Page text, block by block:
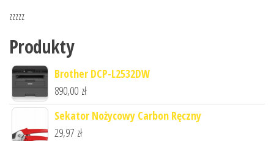
zzzzz
Produkty
Brother DCP-L2532DW
890,00 zł
Sekator Nożycowy Carbon Ręczny
29,97 zł